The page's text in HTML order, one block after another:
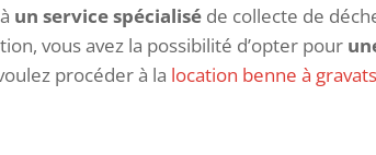
un service spécialisé de collecte de
vous avez la possibilité d’opter pour
procéder à la location benne à gravats